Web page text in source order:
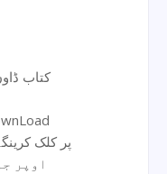
🔍کتاب